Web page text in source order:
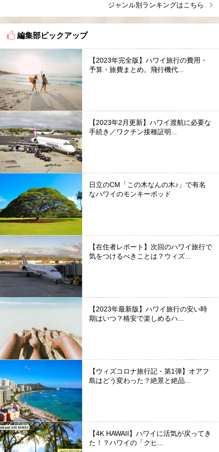
ジャンル別ランキングはこちら
編集部ピックアップ
【2023年完全版】ハワイ旅行の費用・
予算・旅費まとめ。飛行機代...
【2023年2月更新】ハワイ渡航に必要な
手続き／ワクチン接種証明...
日立のCM「この木なんの木♪」で有名
なハワイのモンキーポッド
【在住者レポート】次回のハワイ旅行で
気をつけるべきことは？ウィズ...
【2023年最新版】ハワイ旅行の安い時
期はいつ？格安で楽しめるハ...
【ウィズコロナ旅行記・第1弾】オアフ
島はどう変わった？絶景と絶品...
【4K HAWAII】ハワイに活気が戻ってき
た！？ハワイの「クヒ...